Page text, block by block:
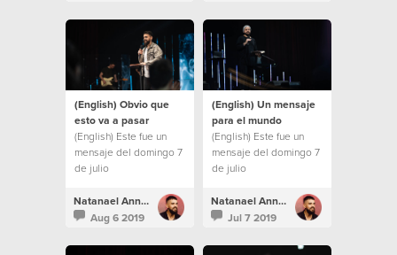
(English) Obvio que
esto va a pasar
(English) Este fue un
mensaje del domingo 7
de julio
Natanael Annacondia
Aug 6 2019
(English) Un mensaje
para el mundo
(English) Este fue un
mensaje del domingo 7
de julio
Natanael Annacondia
Jul 7 2019